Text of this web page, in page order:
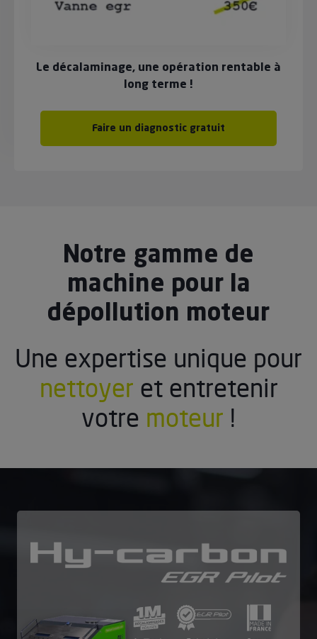
Le décalaminage, une opération rentable à
long terme !
Faire un diagnostic gratuit
Notre gamme de
machine pour la
dépollution moteur
Une expertise unique pour
nettoyer et entretenir
votre moteur !
–
carbon